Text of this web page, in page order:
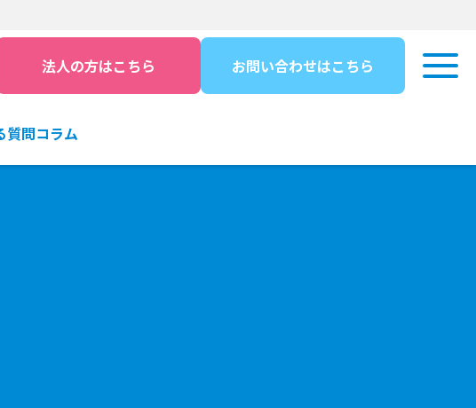
法人の方はこちら お問い合わせはこちら
質問コラム